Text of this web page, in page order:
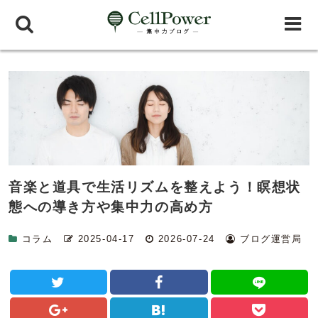
音楽と道具で生活リズムを整えよう！瞑想状
態への導き方や集中力の高め方
コラム 2025-04-17 2026-07-24 ブログ運営局